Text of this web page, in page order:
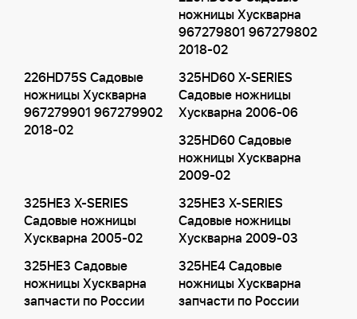
ножницы Хускварна
967279801 967279802
2018-02
226HD75S Садовые
ножницы Хускварна
967279901 967279902
2018-02
325HD60 X-SERIES
Садовые ножницы
Хускварна 2006-06
325HD60 Садовые
ножницы Хускварна
2009-02
325HE3 X-SERIES
Садовые ножницы
Хускварна 2005-02
325HE3 X-SERIES
Садовые ножницы
Хускварна 2009-03
325HE3 Садовые
ножницы Хускварна
запчасти по России
325HE4 Садовые
ножницы Хускварна
запчасти по России